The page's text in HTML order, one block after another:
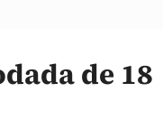
de 18